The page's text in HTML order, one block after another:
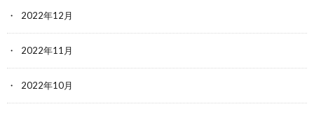
2022年12月
2022年11月
2022年10月